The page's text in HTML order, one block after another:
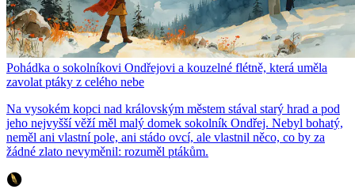
Pohádka o sokolníkovi Ondřejovi a kouzelné flétně, která uměla
zavolat ptáky z celého nebe
Na vysokém kopci nad královským městem stával starý hrad a pod
jeho nejvyšší věží měl malý domek sokolník Ondřej. Nebyl bohatý,
neměl ani vlastní pole, ani stádo ovcí, ale vlastnil něco, co by za
žádné zlato nevyměnil: rozuměl ptákům.